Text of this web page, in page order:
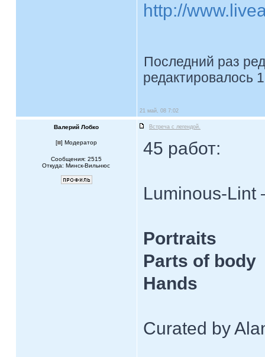
http://
Последний раз
редактировалось
21 май, 08 7:02
Валерий Лобко Встреча с легендой.
[ ] Модератор
Сообщения: 2515
Откуда: Минск-Вильнюс
45 работ:
Luminous-
Portraits
Parts of body
Hands
Curated by